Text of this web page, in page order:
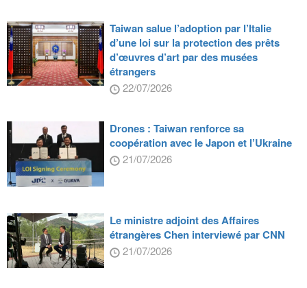
Taiwan salue l’adoption par l’Italie
d’une loi sur la protection des prêts
d’œuvres d’art par des musées
étrangers
22/07/2026
Drones : Taiwan renforce sa
coopération avec le Japon et l’Ukraine
21/07/2026
Le ministre adjoint des Affaires
étrangères Chen interviewé par CNN
21/07/2026